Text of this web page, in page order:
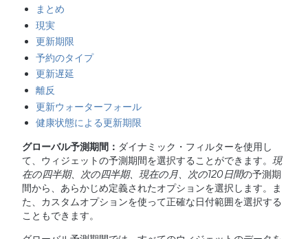
まとめ
現実
更新期限
予約のタイプ
更新遅延
離反
更新ウォーターフォール
健康状態による更新期限
グローバル予測期間： ダイナミック・フィルターを使用し
て、ウィジェットの予測期間を選択することができます。 現
在の四半期、次の四半期、現在の月、次の120日間の予測期
間から、あらかじめ定義されたオプションを選択します。ま
た、カスタムオプションを使って正確な日付範囲を選択する
こともできます。